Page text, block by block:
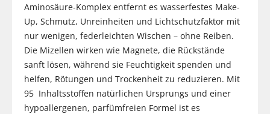
Aminosäure-Komplex entfernt es wasserfestes Make-
Up, Schmutz, Unreinheiten und Lichtschutzfaktor mit
nur wenigen, federleichten Wischen – ohne Reiben.
Die Mizellen wirken wie Magnete, die Rückstände
sanft lösen, während sie Feuchtigkeit spenden und
helfen, Rötungen und Trockenheit zu reduzieren. Mit
95 Inhaltsstoffen natürlichen Ursprungs und einer
hypoallergenen, parfümfreien Formel ist es